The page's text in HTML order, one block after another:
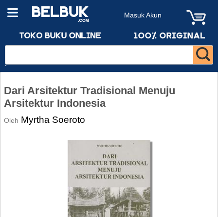
Masuk Akun
Dari Arsitektur Tradisional Menuju
Arsitektur Indonesia
Oleh Myrtha Soeroto